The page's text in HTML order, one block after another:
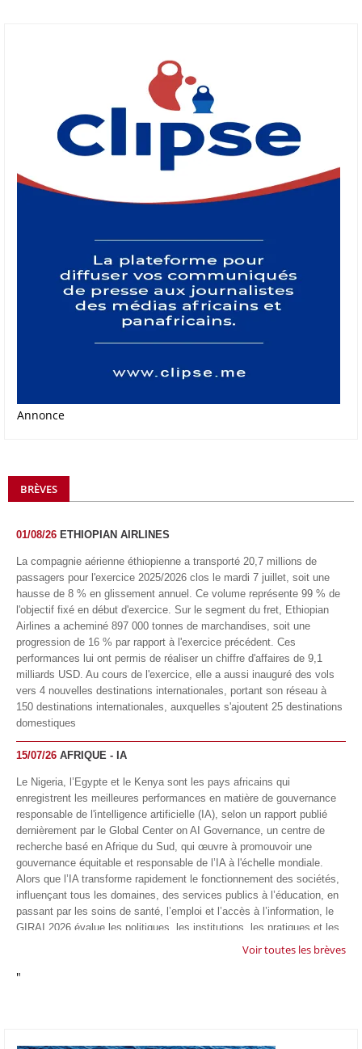
Annonce
BRÈVES
01/08/26 ETHIOPIAN AIRLINES
La compagnie aérienne éthiopienne a transporté 20,7 millions de
passagers pour l'exercice 2025/2026 clos le mardi 7 juillet, soit une
hausse de 8 % en glissement annuel. Ce volume représente 99 % de
l'objectif fixé en début d'exercice. Sur le segment du fret, Ethiopian
Airlines a acheminé 897 000 tonnes de marchandises, soit une
progression de 16 % par rapport à l'exercice précédent. Ces
performances lui ont permis de réaliser un chiffre d'affaires de 9,1
milliards USD. Au cours de l'exercice, elle a aussi inauguré des vols
vers 4 nouvelles destinations internationales, portant son réseau à
150 destinations internationales, auxquelles s'ajoutent 25 destinations
domestiques
15/07/26 AFRIQUE - IA
Le Nigeria, l’Egypte et le Kenya sont les pays africains qui
enregistrent les meilleures performances en matière de gouvernance
responsable de l'intelligence artificielle (IA), selon un rapport publié
dernièrement par le Global Center on AI Governance, un centre de
recherche basé en Afrique du Sud, qui œuvre à promouvoir une
gouvernance équitable et responsable de l’IA à l'échelle mondiale.
Alors que l’IA transforme rapidement le fonctionnement des sociétés,
influençant tous les domaines, des services publics à l’éducation, en
passant par les soins de santé, l’emploi et l’accès à l’information, le
GIRAI 2026 évalue les politiques, les institutions, les pratiques et les
conditions générales de gouvernance qui favorisent un déploiement
technologie.
Voir toutes les brèves
"